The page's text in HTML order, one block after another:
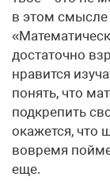
в этом смысле
достаточно
нравится
понять, что
подкрепить
окажется, что
вовремя
еще.